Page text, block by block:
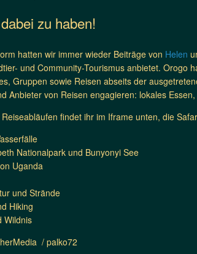
zu haben!
hatten wir immer wieder Beiträge von Helen
und Community-Tourismus anbietet.
Gruppen sowie Reisen abseits der
Anbieter von Reisen engagieren: lokales
findet ihr im Iframe unten, die
Nationalpark und Bunyonyi See
Uganda
und Strände
Hiking
Wildnis
/ palko72